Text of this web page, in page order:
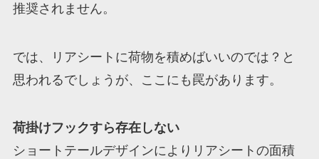
推奨されません。
では、リアシートに荷物を積めばいいのでは？と
思われるでしょうが、ここにも罠があります。
荷掛けフックすら存在しない
ショートテールデザインによりリアシートの面積